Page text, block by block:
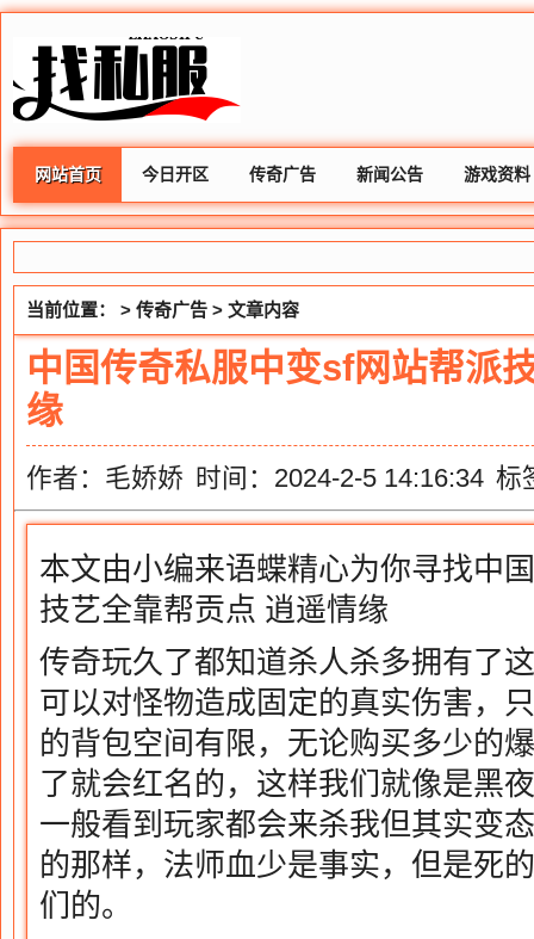
网站首页 今日开区 传奇广告 新闻公告 游戏资料
当前位置： > 传奇广告 > 文章内容
中国传奇私服中变sf网站帮派
缘
作者：毛娇娇 时间：2024-2-5 14:16:34 标
本文由小编来语蝶精心为你寻找中
技艺全靠帮贡点 逍遥情缘
传奇玩久了都知道杀人杀多拥有了
可以对怪物造成固定的真实伤害，
的背包空间有限，无论购买多少的
了就会红名的，这样我们就像是黑
一般看到玩家都会来杀我但其实变
的那样，法师血少是事实，但是死
们的。